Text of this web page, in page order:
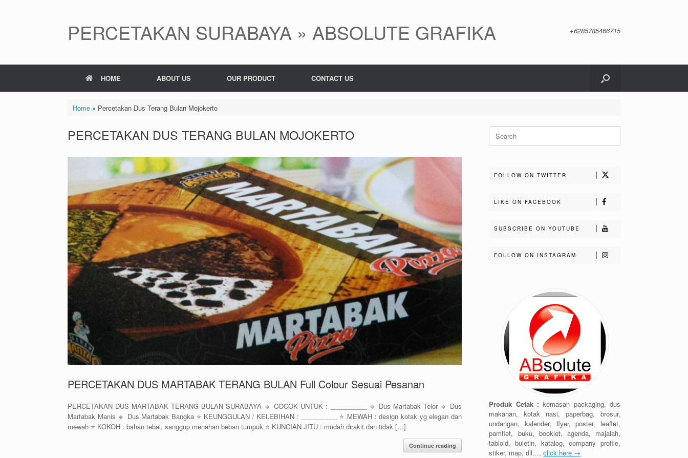
PERCETAKAN SURABAYA » ABSOLUTE GRAFIKA +6285785466715
HOME ABOUT US OUR PRODUCT CONTACT US
Home» Percetakan Dus Terang Bulan Mojokerto
PERCETAKAN DUS TERANG BULAN MOJOKERTO
PERCETAKAN DUS MARTABAK TERANG BULAN Full Colour Sesuai Pesanan
PERCETAKAN DUS MARTABAK TERANG BULAN SURABAYA 🔹 COCOK UNTUK : __________ 🔹 Dus Martabak Telor 🔹 Dus
Martabak Manis 🔹 Dus Martabak Bangka ⭐️ KEUNGGULAN / KELEBIHAN : __________ ⭐️ MEWAH : design kotak yg elegan dan
mewah ⭐️ KOKOH : bahan tebal, sanggup menahan beban tumpuk ⭐️ KUNCIAN JITU : mudah dirakit dan tidak […]
Continue reading
Search
for:
FOLLOW ON TWITTER
LIKE ON FACEBOOK
SUBSCRIBE ON YOUTUBE
FOLLOW ON INSTAGRAM
Produk Cetak : kemasan packaging, dus
makanan, kotak nasi, paperbag, brosur,
undangan, kalender, flyer, poster, leaflet,
pamflet, buku, booklet, agenda, majalah,
tabloid, buletin, katalog, company profile,
stiker, map, dll…,click here →